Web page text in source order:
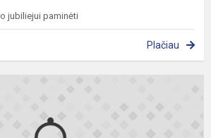
jubiliejui paminėti
Plačiau